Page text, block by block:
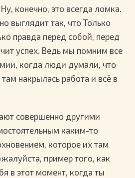
конечно, это всегда ломка.
выглядит так, что Только
правда перед собой, перед
успех. Ведь мы помним все
когда люди думали, что
накрылась работа и всё в
совершенно другими
каким-то
которое их там
пример того, как
в этот момент, когда ты